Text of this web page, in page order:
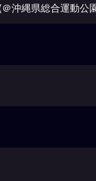
沖縄県総合運動公